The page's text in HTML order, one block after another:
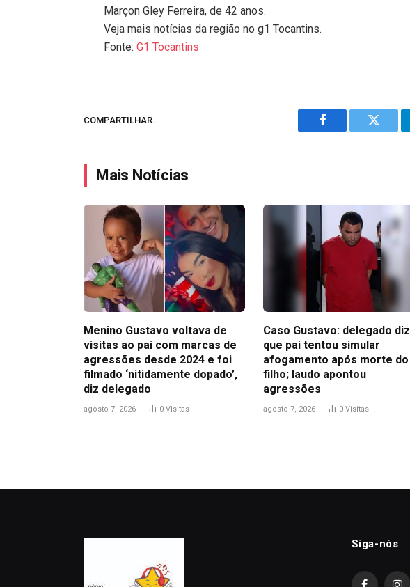
Marçon Gley Ferreira, de 42 anos.
Veja mais notícias da região no g1 Tocantins.
Fonte:G1 Tocantins
COMPARTILHAR.
Facebook Twitter
Mais Notícias
Menino Gustavo voltava de
visitas ao pai com marcas de
agressões desde 2024 e foi
filmado ‘nitidamente dopado’,
diz delegado
agosto 7, 2026 0 Visitas
Caso Gustavo: delegado diz
que pai tentou simular
afogamento após morte do
filho; laudo apontou
agressões
agosto 7, 2026 0 Visitas
Siga-nós